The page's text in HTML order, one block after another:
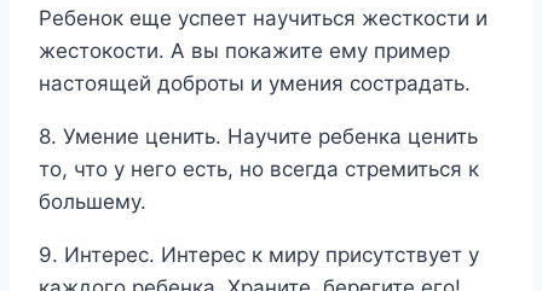
Ребенок еще успеет научиться жесткости и
жестокости. А вы покажите ему пример
настоящей доброты и умения сострадать.
8. Умение ценить. Научите ребенка ценить
то, что у него есть, но всегда стремиться к
большему.
9. Интерес. Интерес к миру присутствует у